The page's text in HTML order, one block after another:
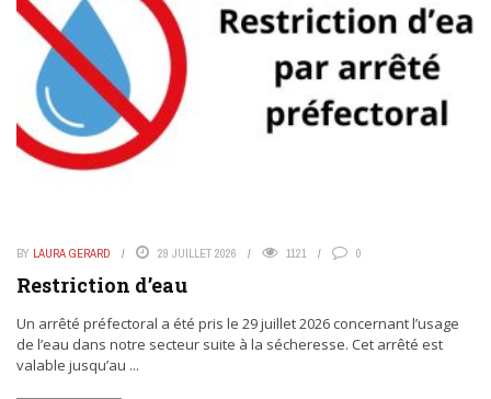
BY LAURA GERARD 29 JUILLET 2026 1121 0
Restriction d’eau
Un arrêté préfectoral a été pris le 29 juillet 2026 concernant l’usage
de l’eau dans notre secteur suite à la sécheresse. Cet arrêté est
valable jusqu’au ...